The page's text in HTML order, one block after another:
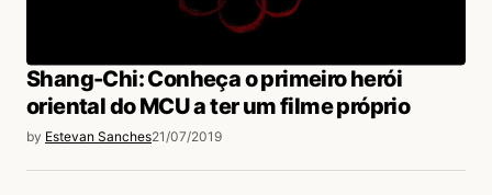
Shang-Chi: Conheça o primeiro herói
oriental do MCU a ter um filme próprio
by Estevan Sanches21/07/2019